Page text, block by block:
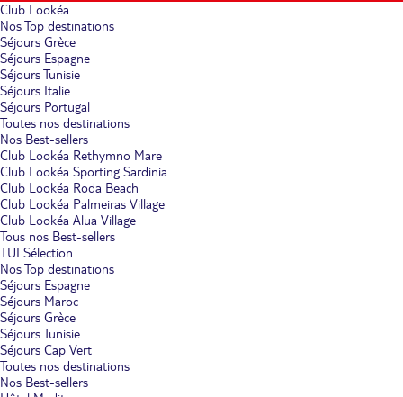
Club Lookéa
Nos Top destinations
Séjours Grèce
Séjours Espagne
Séjours Tunisie
Séjours Italie
Séjours Portugal
Toutes nos destinations
Nos Best-sellers
Club Lookéa Rethymno Mare
Club Lookéa Sporting Sardinia
Club Lookéa Roda Beach
Club Lookéa Palmeiras Village
Club Lookéa Alua Village
Tous nos Best-sellers
TUI Sélection
Nos Top destinations
Séjours Espagne
Séjours Maroc
Séjours Grèce
Séjours Tunisie
Séjours Cap Vert
Toutes nos destinations
Nos Best-sellers